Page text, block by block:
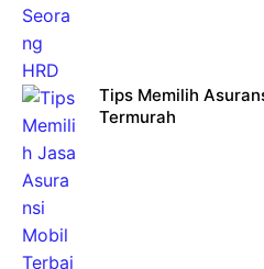
Tips Memilih
Termurah